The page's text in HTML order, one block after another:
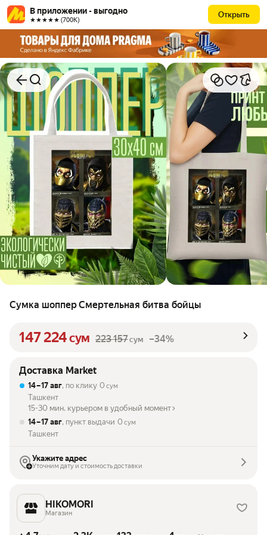
В приложении - выгодно
★★★★★ (700К)
Открыть
Сумка шоппер Смертельная битва бойцы
147 224сум 223 157сум –34%
Доставка Market
14 – 17 авг, по клику 0 сум
Ташкент
15-30 мин. курьером в удобный момент
14 – 17 авг, пункт выдачи 0 сум
Ташкент
Укажите адрес
Уточним дату и стоимость доставки
HIKOMORI
Магазин